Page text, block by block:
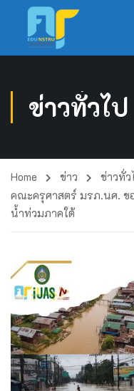
ข่าวทั่วไป
Home ข่าว
ข่าวทั่ว
คณะครุศาสตร์ มรภ.นศ. ข
น้ำท่วมภาคใต้